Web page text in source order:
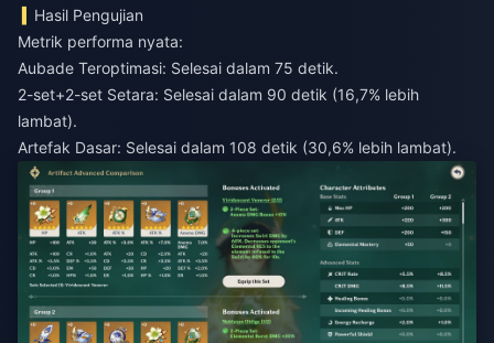
Hasil Pengujian
Metrik performa nyata:
Aubade Teroptimasi: Selesai dalam 75 detik.
2-set+2-set Setara: Selesai dalam 90 detik (16,7% lebih
lambat).
Artefak Dasar: Selesai dalam 108 detik (30,6% lebih lambat).